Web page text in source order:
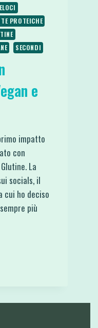
PROTEICHE
SECONDI
e
impatto
con
La
socials, il
cui ho deciso
più